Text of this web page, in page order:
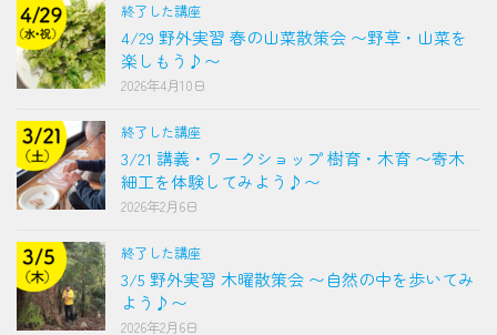
終了した講座
4/29 野外実習 春の山菜散策会 〜野草・山菜を
楽しもう♪〜
2026年4月10日
終了した講座
3/21 講義・ワークショップ 樹育・木育 〜寄木
細工を体験してみよう♪〜
2026年2月6日
終了した講座
3/5 野外実習 木曜散策会 〜自然の中を歩いてみ
よう♪〜
2026年2月6日